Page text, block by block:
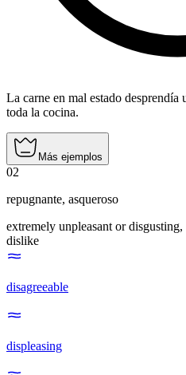
La carne en mal estado desprendía
toda la cocina.
Más ejemplos
02
repugnante, asqueroso
extremely unpleasant or
dislike
disagreeable
displeasing